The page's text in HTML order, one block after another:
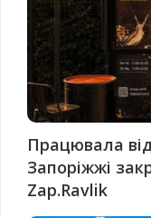
Працювала
Запоріжжі
Zap.Ravlik